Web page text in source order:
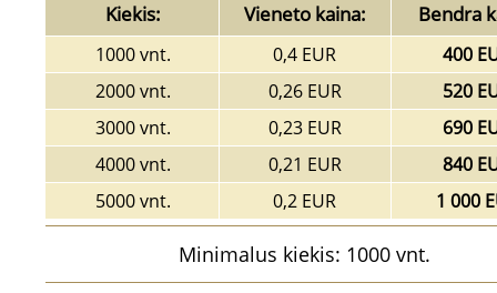
Kiekis: Vieneto kaina: Bendra
1000 vnt. 0,4 EUR
400
2000 vnt.
0,26 EUR
520
3000 vnt.
0,23 EUR
690
4000 vnt.
0,21 EUR
840
5000 vnt.
0,2 EUR 1 000
Minimalus kiekis: 1000 vnt.